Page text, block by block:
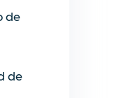
de
de